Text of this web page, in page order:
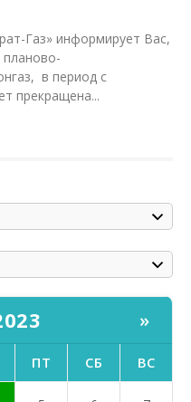
Газ» информирует Вас,
в период с
прекращена...
»
ПТ СБ ВС